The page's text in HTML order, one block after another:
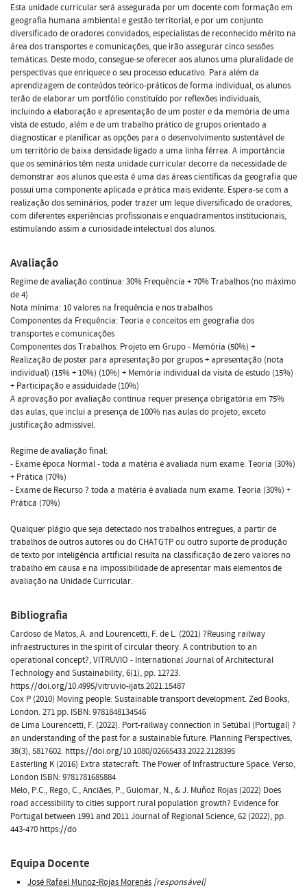
Esta unidade curricular será assegurada por um docente com formação em
geografia humana ambiental e gestão territorial, e por um conjunto
diversificado de oradores convidados, especialistas de reconhecido mérito na
área dos transportes e comunicações, que irão assegurar cinco sessões
temáticas. Deste modo, consegue-se oferecer aos alunos uma pluralidade de
perspectivas que enriquece o seu processo educativo. Para além da
aprendizagem de conteúdos teórico-práticos de forma individual, os alunos
terão de elaborar um portfólio constituído por reflexões individuais,
incluindo a elaboração e apresentação de um poster e da memória de uma
vista de estudo, além e de um trabalho prático de grupos orientado a
diagnosticar e planificar as opções para o desenvolvimento sustentável de
um território de baixa densidade ligado a uma linha férrea. A importância
que os seminários têm nesta unidade curricular decorre da necessidade de
demonstrar aos alunos que esta é uma das áreas científicas da geografia que
possui uma componente aplicada e prática mais evidente. Espera-se com a
realização dos seminários, poder trazer um leque diversificado de oradores,
com diferentes experiências profissionais e enquadramentos institucionais,
estimulando assim a curiosidade intelectual dos alunos.
Avaliação
Regime de avaliação contínua: 30% Frequência + 70% Trabalhos (no máximo
de 4)
Nota mínima: 10 valores na frequência e nos trabalhos
Componentes da Frequência: Teoria e conceitos em geografia dos
transportes e comunicações
Componentes dos Trabalhos: Projeto em Grupo - Memória (50%) +
Realização de poster para apresentação por grupos + apresentação (nota
individual) (15% + 10%) (10%) + Memória individual da visita de estudo (15%)
+ Participação e assiduidade (10%)
A aprovação por avaliação contínua requer presença obrigatória em 75%
das aulas, que inclui a presença de 100% nas aulas do projeto, exceto
justificação admissível.
Regime de avaliação final:
- Exame época Normal - toda a matéria é avaliada num exame. Teoria (30%)
+ Prática (70%)
- Exame de Recurso ? toda a matéria é avaliada num exame. Teoria (30%) +
Prática (70%)
Qualquer plágio que seja detectado nos trabalhos entregues, a partir de
trabalhos de outros autores ou do CHATGTP ou outro suporte de produção
de texto por inteligência artificial resulta na classificação de zero valores no
trabalho em causa e na impossibilidade de apresentar mais elementos de
avaliação na Unidade Curricular.
Bibliografia
Cardoso de Matos, A. and Lourencetti, F. de L. (2021) ?Reusing railway
infraestructures in the spirit of circular theory. A contribution to an
operational concept?, VITRUVIO - International Journal of Architectural
Technology and Sustainability, 6(1), pp. 12?23.
https://doi.org/10.4995/vitruvio-ijats.2021.15487
Cox P (2010) Moving people: Sustainable transport development. Zed Books,
London. 271 pp. ISBN: 9781848134546
de Lima Lourencetti, F. (2022). Port-railway connection in Setúbal (Portugal) ?
an understanding of the past for a sustainable future. Planning Perspectives,
38(3), 581?602. https://doi.org/10.1080/02665433.2022.2128395
Easterling K (2016) Extra statecraft: The Power of Infrastructure Space. Verso,
London ISBN: 9781781685884
Melo, P.C., Rego, C., Anciães, P., Guiomar, N., & J. Muñoz Rojas (2022) Does
road accessibility to cities support rural population growth? Evidence for
Portugal between 1991 and 2011 Journal of Regional Science, 62 (2022), pp.
443-470 https://do
Equipa Docente
José Rafael Munoz-Rojas Morenés [responsável]